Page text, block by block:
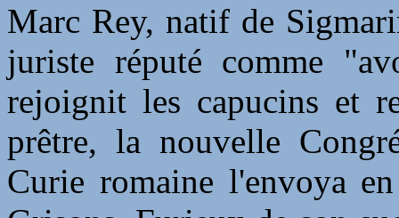
Marc Rey, natif de
juriste réputé comme
rejoignit les capucins et
prêtre, la nouvelle
Curie romaine l'envoya